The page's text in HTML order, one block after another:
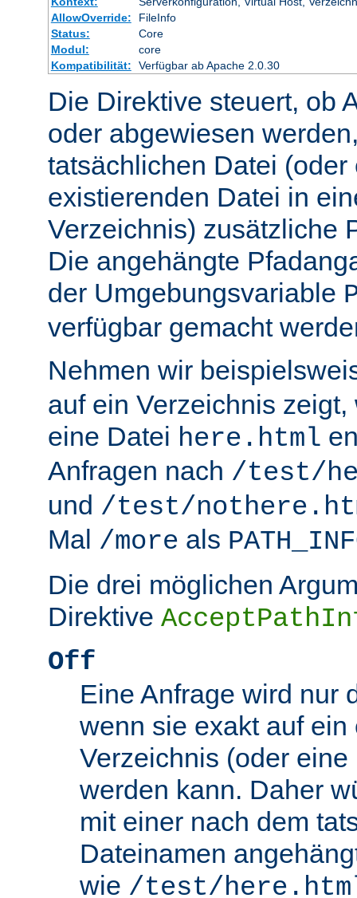
AllowOverride:
FileInfo
Status:
Core
Modul:
core
Kompatibilität:
Verfügbar ab Apache 2.0.30
Die Direktive steuert, ob
oder abgewiesen
tatsächlichen Datei (oder
existierenden Datei in
Verzeichnis) zusätzliche
Die angehängte
der Umgebungsvariable
verfügbar gemacht
Nehmen wir
auf ein Verzeichnis
eine Datei here.html
Anfragen nach /test/
und /test/
Mal /more als
Die drei möglichen
Direktive
Off
Eine Anfrage wird nur
wenn sie exakt auf
Verzeichnis (oder
werden kann. Daher
mit einer nach dem
Dateinamen
wie /test/